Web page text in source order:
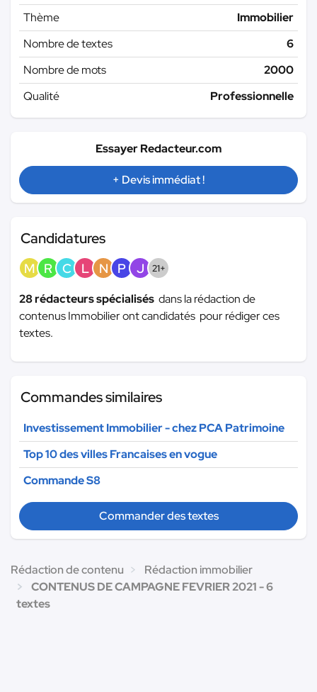
Thème
Immobilier
Nombre de textes
6
Nombre de mots
2000
Qualité
Professionnelle
Essayer Redacteur.com
+ Devis immédiat !
Candidatures
M R C L N P J 21+
28 rédacteurs spécialisés dans la rédaction de
contenus Immobilier ont candidatés pour rédiger ces
textes.
Commandes similaires
Investissement Immobilier - chez PCA Patrimoine
Top 10 des villes Francaises en vogue
Commande S8
Commander des textes
Rédaction de contenu
Rédaction immobilier
CONTENUS DE CAMPAGNE FEVRIER 2021 - 6
textes